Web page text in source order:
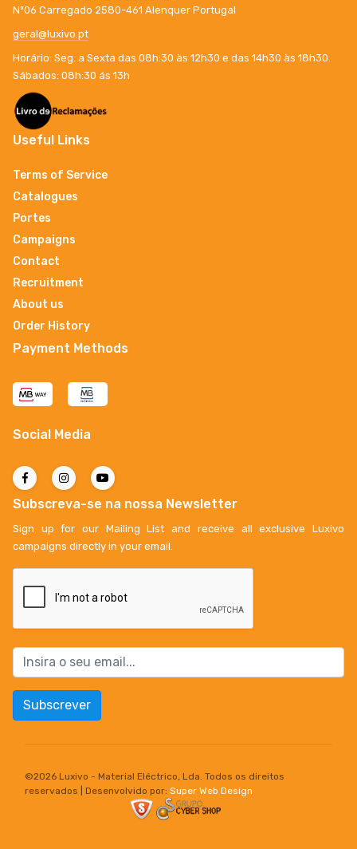
Nº06 Carregado 2580-461 Alenquer Portugal
geral@luxivo.pt
Horário: Seg. a Sexta das 08h:30 às 12h30 e das 14h30 às 18h30.
Sábados: 08h:30 ás 13h
Useful Links
Terms of Service
Catalogues
Portes
Campaigns
Contact
Recruitment
About us
Order History
Payment Methods
Social Media
Subscreva-se na nossa Newsletter
Sign up for our Mailing List and receive all exclusive Luxivo
campaigns directly in your email.
Subscrever
©2026 Luxivo - Material Eléctrico, Lda. Todos os direitos
reservados | Desenvolvido por: Super Web Design